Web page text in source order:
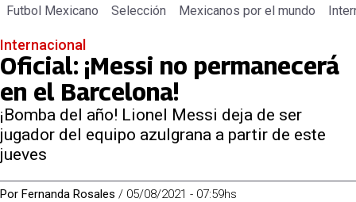
Futbol Mexicano Selección Mexicanos por el mundo
Internacional
Oficial: ¡Messi no permanecerá
en el Barcelona!
¡Bomba del año! Lionel Messi deja de ser
jugador del equipo azulgrana a partir de este
jueves
Por Fernanda Rosales / 05/08/2021 - 07:59hs